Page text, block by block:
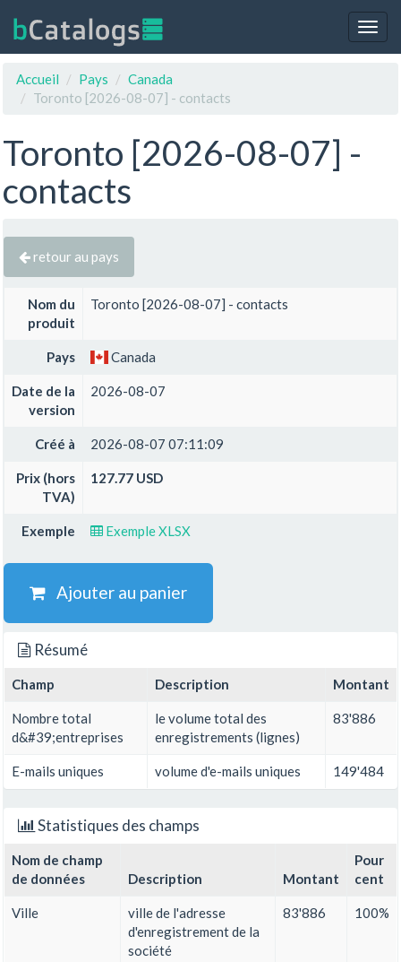
Accueil
Pays
Canada
Toronto [2026-08-07] - contacts
Toronto [2026-08-07] -
contacts
retour au pays
Nom du
produit
Toronto [2026-08-07] - contacts
Pays Canada
Date de la
version
2026-08-07
Créé à 2026-08-07 07:11:09
Prix (hors
TVA)
127.77 USD
Exemple Exemple XLSX
Ajouter au panier
Résumé
Champ Description Montant
Nombre total
d&#39;entreprises
le volume total des
enregistrements (lignes)
83'886
E-mails uniques volume d'e-mails uniques 149'484
Statistiques des champs
Nom de champ
de données
Description Montant
Pour
cent
Ville
ville de l'adresse
d'enregistrement de la
société
83'886 100%